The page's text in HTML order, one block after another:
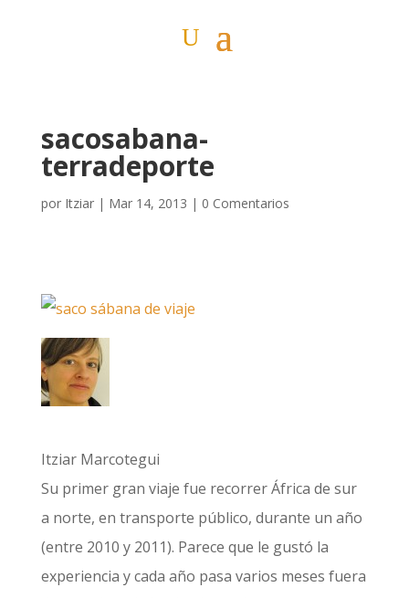
sacosabana-
terradeporte
por Itziar| Mar 14, 2013 | 0 Comentarios
Itziar Marcotegui
Su primer gran viaje fue recorrer África de sur
a norte, en transporte público, durante un año
(entre 2010 y 2011). Parece que le gustó la
experiencia y cada año pasa varios meses fuera